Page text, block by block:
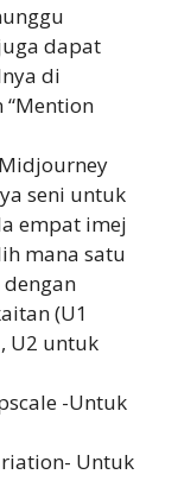
dapat
di
“Mention
seni untuk
empat imej
mana satu
(U1
U2 untuk
-Untuk
Untuk